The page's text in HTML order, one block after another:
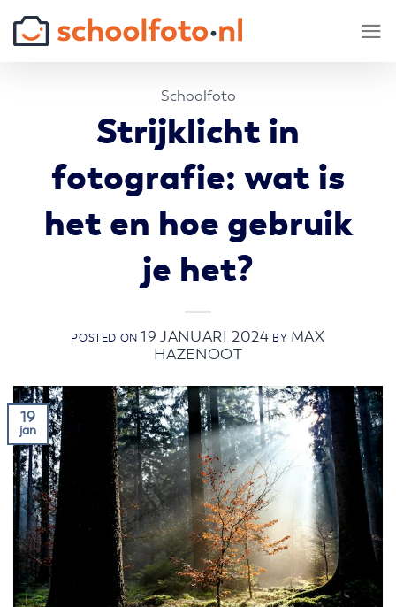
Schoolfoto
Strijklicht in
fotografie: wat is
het en hoe gebruik
je het?
POSTED ON 19 JANUARI 2024 BY MAX
HAZENOOT
19
jan